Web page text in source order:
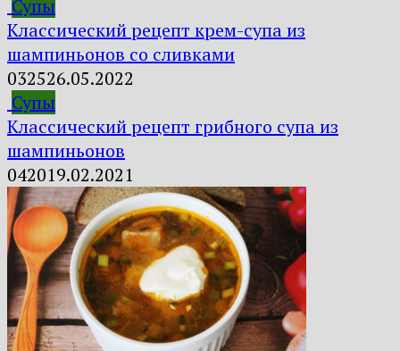
Супы
Классический рецепт крем-супа из
шампиньонов со сливками
032526.05.2022
Супы
Классический рецепт грибного супа из
шампиньонов
042019.02.2021